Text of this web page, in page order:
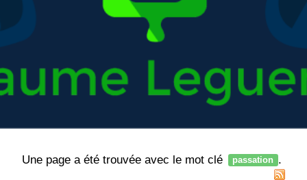
Une page a été trouvée avec le mot clé passation .